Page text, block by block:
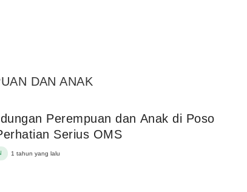
DAN ANAK
Perempuan dan Anak di Poso
Serius OMS
1 tahun yang lalu